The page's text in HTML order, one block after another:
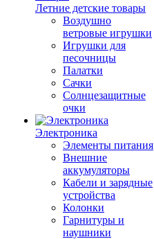
Летние детские товары
Воздушно
ветровые игрушки
Игрушки для
песочницы
Палатки
Сачки
Солнцезащитные
очки
Электроника
Элементы питания
Внешние
аккумуляторы
Кабели и зарядные
устройства
Колонки
Гарнитуры и
наушники